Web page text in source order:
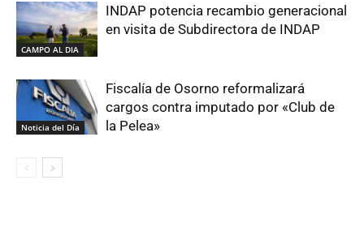
CAMPO AL DIA
INDAP potencia recambio generacional
en visita de Subdirectora de INDAP
Noticia del Día
Fiscalía de Osorno reformalizará
cargos contra imputado por «Club de
la Pelea»